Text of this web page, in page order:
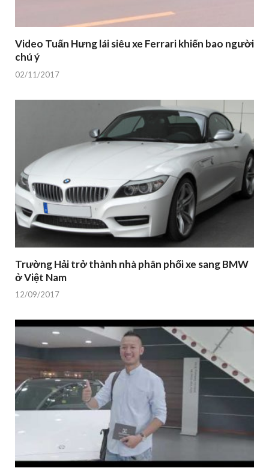
Video Tuấn Hưng lái siêu xe Ferrari khiến bao người
chú ý
02/11/2017
Trường Hải trở thành nhà phân phối xe sang BMW
ở Việt Nam
12/09/2017